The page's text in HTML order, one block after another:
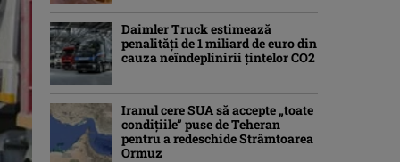
Daimler Truck estimează
penalități de 1 miliard de euro din
cauza neîndeplinirii țintelor CO2
Iranul cere SUA să accepte „toate
condiţiile” puse de Teheran
pentru a redeschide Strâmtoarea
Ormuz